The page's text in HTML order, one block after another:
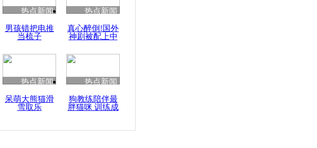
热点新闻
男孩错把电推
当梳子
热点新闻
真心醉倒!国外
神剧被配上中
热点新闻
呆萌大熊猫滑
雪取乐
热点新闻
狗教练陪伴最
胖猫咪 训练成